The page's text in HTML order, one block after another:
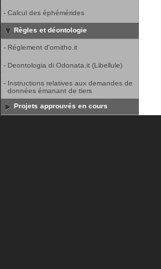
- Calcul des éphémérides
Règles et déontologie
- Réglement d'ornitho.it
- Deontologia di Odonata.it (Libellule)
- Instructions relatives aux demandes de
données émanant de tiers
Projets approuvés en cours